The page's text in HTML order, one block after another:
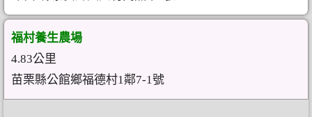
福村養生農場
4.83公里
苗栗縣公館鄉福德村1鄰7-1號